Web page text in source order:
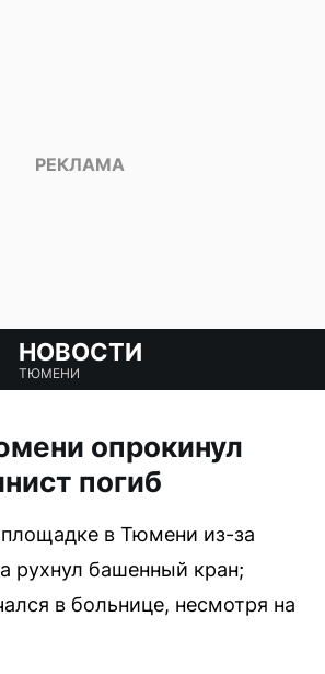
НОВОСТИ
ТЮМЕНИ
опрокинул
погиб
в Тюмени из-за
рухнул башенный кран;
в больнице, несмотря на